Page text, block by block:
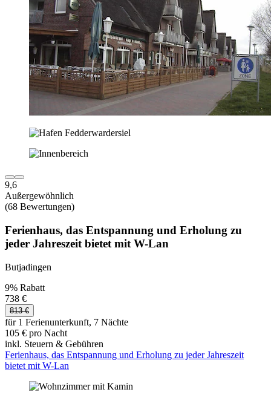
9,6
Außergewöhnlich
(68 Bewertungen)
Ferienhaus, das Entspannung und Erholung zu
jeder Jahreszeit bietet mit W-Lan
Butjadingen
9% Rabatt
738 €
813 €
für 1 Ferienunterkunft, 7 Nächte
105 € pro Nacht
inkl. Steuern & Gebühren
Ferienhaus, das Entspannung und Erholung zu jeder Jahreszeit
bietet mit W-Lan